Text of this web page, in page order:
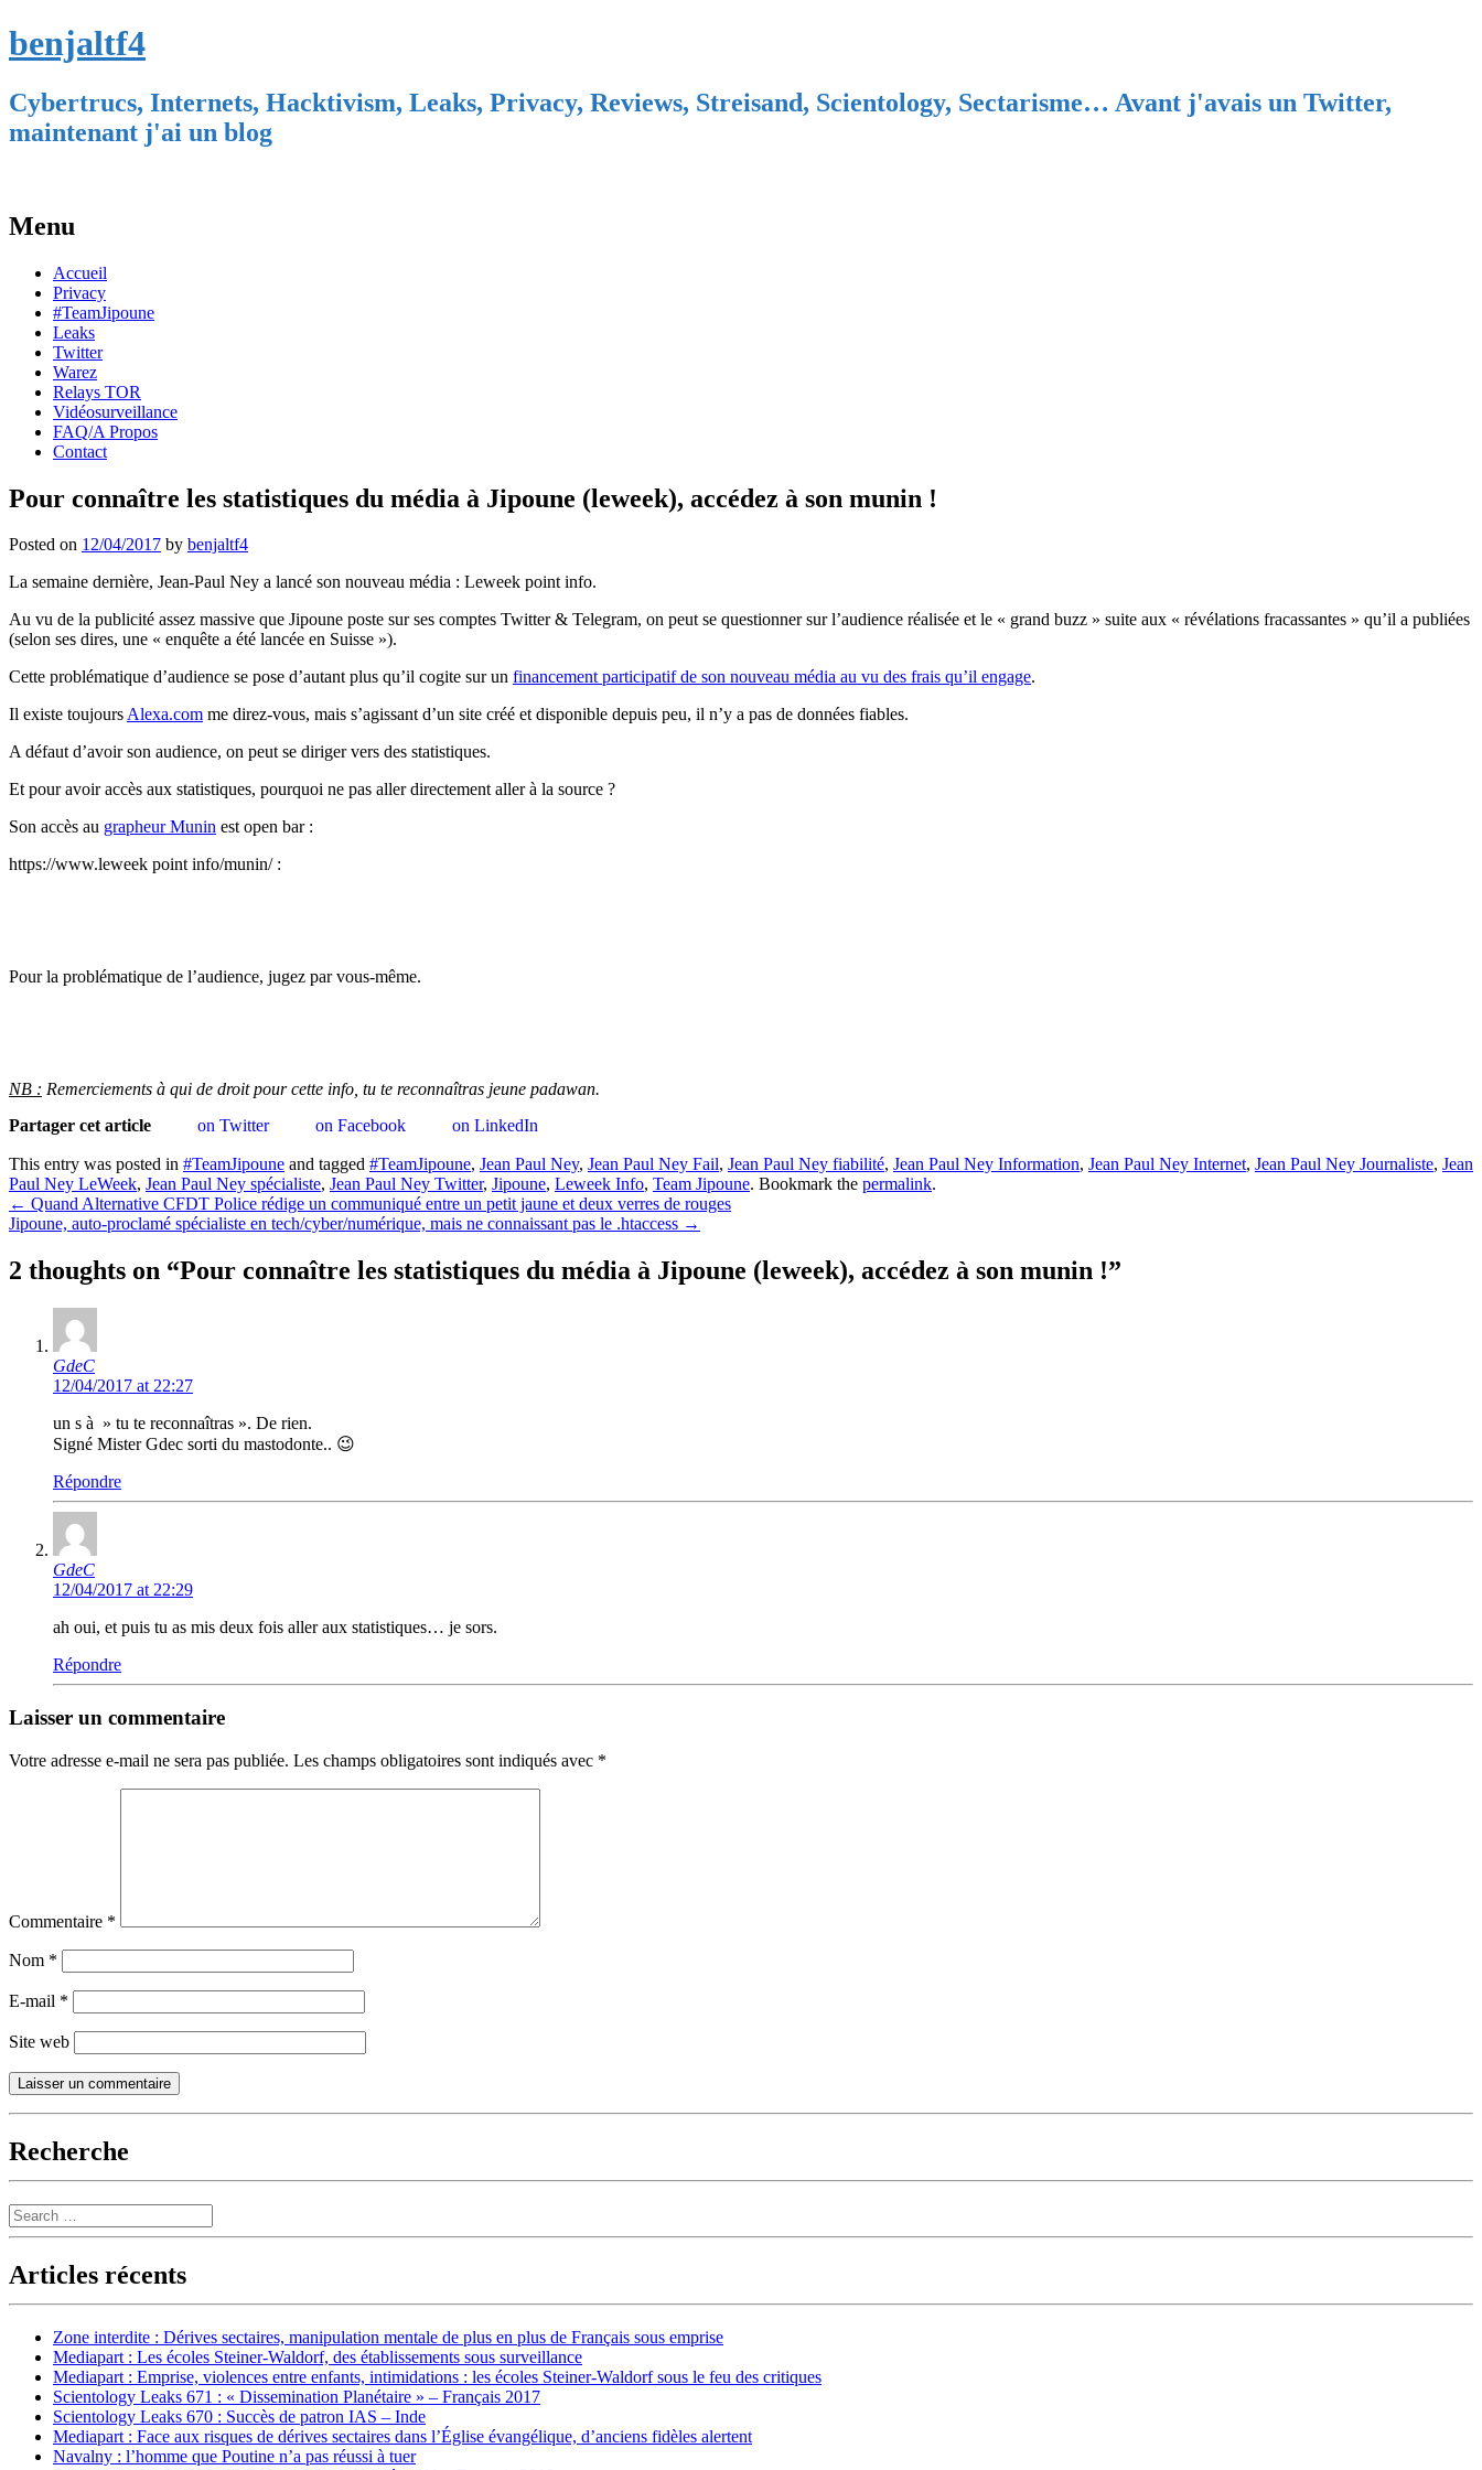
benjaltf4
Cybertrucs, Internets, Hacktivism, Leaks, Privacy, Reviews, Streisand, Scientology, Sectarisme… Avant j'avais un Twitter,
maintenant j'ai un blog
Menu
Skip
content
Accueil
Privacy
#TeamJipoune
Leaks
Twitter
Warez
Relays TOR
Vidéosurveillance
FAQ/A Propos
Contact
Pour connaître les statistiques du média à Jipoune (leweek), accédez à son munin !
Posted on 12/04/2017 by benjaltf4
La semaine dernière, Jean-Paul Ney a lancé son nouveau média : Leweek point info.
Au vu de la publicité assez massive que Jipoune poste sur ses comptes Twitter & Telegram, on peut se questionner sur l’audience réalisée et le « grand buzz » suite aux « révélations fracassantes » qu’il a publiées
(selon ses dires, une « enquête a été lancée en Suisse »).
Cette problématique d’audience se pose d’autant plus qu’il cogite sur un financement participatif de son nouveau média au vu des frais qu’il engage.
Il existe toujoursAlexa.com me direz-vous, mais s’agissant d’un site créé et disponible depuis peu, il n’y a pas de données fiables.
A défaut d’avoir son audience, on peut se diriger vers des statistiques.
Et pour avoir accès aux statistiques, pourquoi ne pas aller directement aller à la source ?
Son accès au grapheur Munin est open bar :
https://www.leweek point info/munin/ :
Pour la problématique de l’audience, jugez par vous-même.
NB : Remerciements à qui de droit pour cette info, tu te reconnaîtras jeune padawan.
Partager cet article
on Twitter on Facebook on LinkedIn
This entry was posted in #TeamJipoune and tagged #TeamJipoune, Jean Paul Ney, Jean Paul Ney Fail, Jean Paul Ney fiabilité, Jean Paul Ney Information, Jean Paul Ney Internet, Jean Paul Ney Journaliste, Jean
Paul Ney LeWeek, Jean Paul Ney spécialiste, Jean Paul Ney Twitter, Jipoune, Leweek Info, Team Jipoune. Bookmark the permalink.
Post
navigation
← Quand Alternative CFDT Police rédige un communiqué entre un petit jaune et deux verres de rouges
Jipoune, auto-proclamé spécialiste en tech/cyber/numérique, mais ne connaissant pas le .htaccess →
2 thoughts on “Pour connaître les statistiques du média à Jipoune (leweek), accédez à son munin !”
GdeC
12/04/2017 at 22:27
un s à » tu te reconnaîtras ». De rien.
Signé Mister Gdec sorti du mastodonte.. 😉
Répondre
GdeC
12/04/2017 at 22:29
ah oui, et puis tu as mis deux fois aller aux statistiques… je sors.
Répondre
Laisser un commentaire
Votre adresse e-mail ne sera pas publiée. Les champs obligatoires sont indiqués avec *
Commentaire *
Nom *
E-mail *
Site web
Recherche
Search
Articles récents
Zone interdite : Dérives sectaires, manipulation mentale de plus en plus de Français sous emprise
Mediapart : Les écoles Steiner-Waldorf, des établissements sous surveillance
Mediapart : Emprise, violences entre enfants, intimidations : les écoles Steiner-Waldorf sous le feu des critiques
Scientology Leaks 671 : « Dissemination Planétaire » – Français 2017
Scientology Leaks 670 : Succès de patron IAS – Inde
Mediapart : Face aux risques de dérives sectaires dans l’Église évangélique, d’anciens fidèles alertent
Navalny : l’homme que Poutine n’a pas réussi à tuer